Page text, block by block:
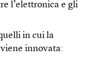
l’elettronica e gli
in cui la
innovata: